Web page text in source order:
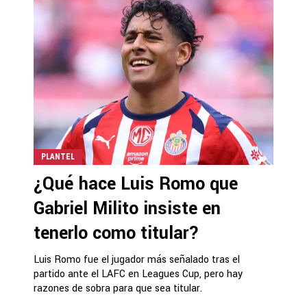
PLANTEL
¿Qué hace Luis Romo que
Gabriel Milito insiste en
tenerlo como titular?
Luis Romo fue el jugador más señalado tras el
partido ante el LAFC en Leagues Cup, pero hay
razones de sobra para que sea titular.